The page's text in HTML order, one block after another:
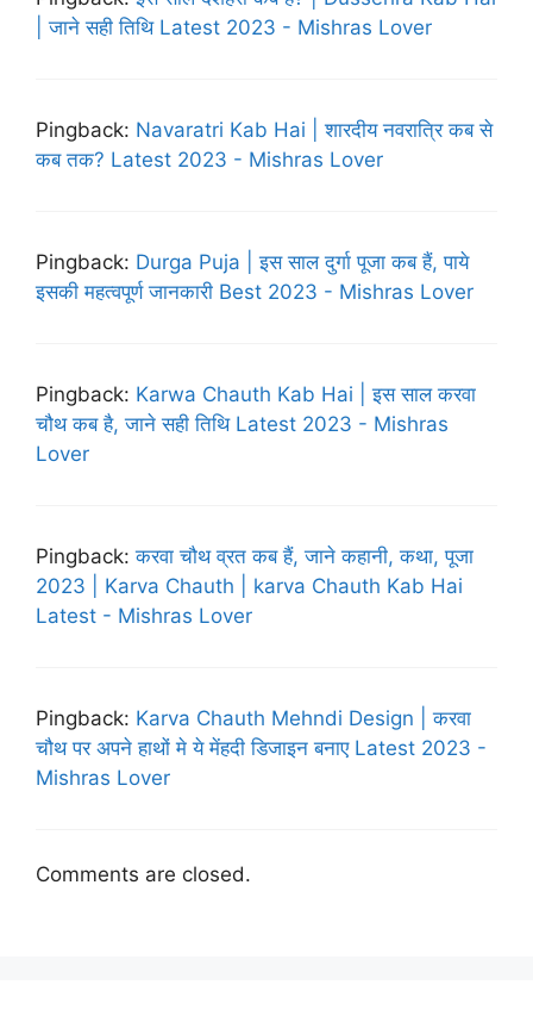
| जाने सही तिथि Latest 2023 - Mishras Lover
Pingback: Navaratri Kab Hai | शारदीय नवरात्रि कब से
कब तक? Latest 2023 - Mishras Lover
Pingback: Durga Puja | इस साल दुर्गा पूजा कब हैं, पाये
इसकी महत्वपूर्ण जानकारी Best 2023 - Mishras Lover
Pingback: Karwa Chauth Kab Hai | इस साल करवा
चौथ कब है, जाने सही तिथि Latest 2023 - Mishras
Lover
Pingback:करवा चौथ व्रत कब हैं, जाने कहानी, कथा, पूजा
2023 | Karva Chauth | karva Chauth Kab Hai
Latest - Mishras Lover
Pingback: Karva Chauth Mehndi Design | करवा
चौथ पर अपने हाथों मे ये मेंहदी डिजाइन बनाए Latest 2023 -
Mishras Lover
Comments are closed.